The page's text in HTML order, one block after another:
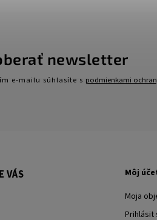
newsletter
e-mailu súhlasíte s podmienkami
VÁS
Môj
Moja
Prihlásit